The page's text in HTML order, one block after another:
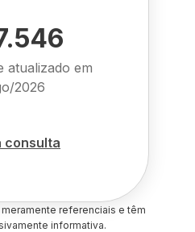
atualizado em
2026
consulta
referenciais e têm
informativa.